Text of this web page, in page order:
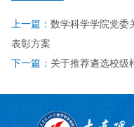
上一篇： 数学科学学院党委
表彰方案
下一篇： 关于推荐遴选校级